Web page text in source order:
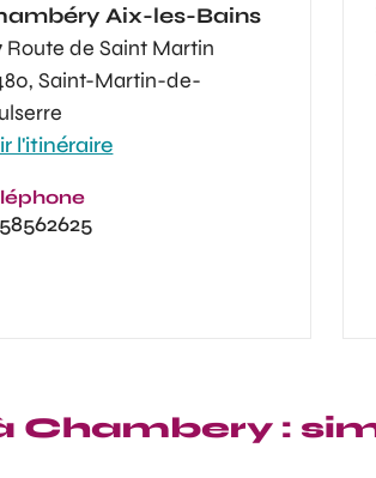
Aix-les-Bains
Route de Saint Martin
Saint-Martin-de-
l'itinéraire
Chambery :